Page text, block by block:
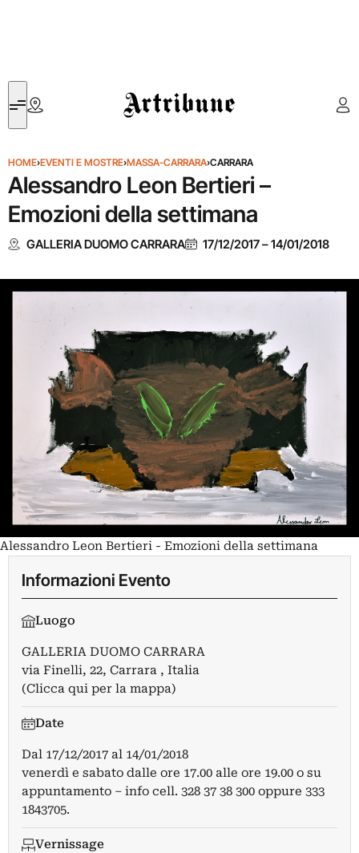
Artribune
HOME›EVENTI E MOSTRE›MASSA-CARRARA›CARRARA
Alessandro Leon Bertieri –
Emozioni della settimana
GALLERIA DUOMO CARRARA 17/12/2017–14/01/2018
Alessandro Leon Bertieri - Emozioni della settimana
Informazioni Evento
Luogo
GALLERIA DUOMO CARRARA
via Finelli, 22, Carrara , Italia
(Clicca qui per la mappa)
Date
Dal 17/12/2017 al 14/01/2018
venerdì e sabato dalle ore 17.00 alle ore 19.00 o su
appuntamento – info cell. 328 37 38 300 oppure 333
1843705.
Vernissage